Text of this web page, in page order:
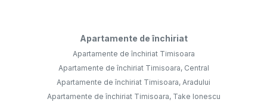
Apartamente de închiriat
Apartamente de închiriat Timisoara
Apartamente de închiriat Timisoara, Central
Apartamente de închiriat Timisoara, Aradului
Apartamente de închiriat Timisoara, Take Ionescu